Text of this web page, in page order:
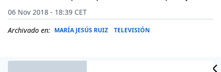
06 Nov 2018 - 18:39 CET
Archivado en: MARÍA JESÚS RUIZ TELEVISIÓN